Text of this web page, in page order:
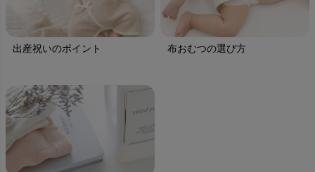
出産祝いのポイント 布おむつの選び方